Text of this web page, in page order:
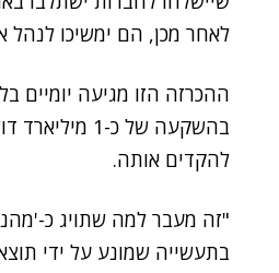
לאחר מכן, הם ימשיכו
ההכרזה הזו מגיעה יומיים
בהשקעה של
להקדים אותה.
"זה מעבר למה שתויג כ-
בתעשייה שמונע על ידי